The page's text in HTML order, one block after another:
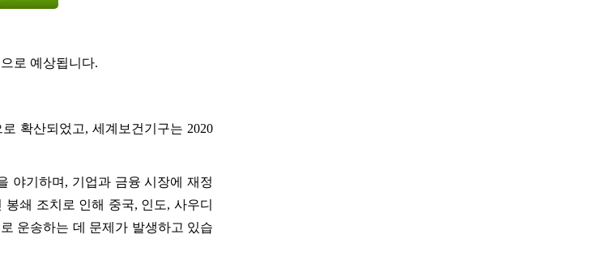
로 예상됩니다.
확산되었고, 세계보건기구는 2020
야기하며, 기업과 금융 시장에 재정
쇄 조치로 인해 중국, 인도, 사우디
운송하는 데 문제가 발생하고 있습